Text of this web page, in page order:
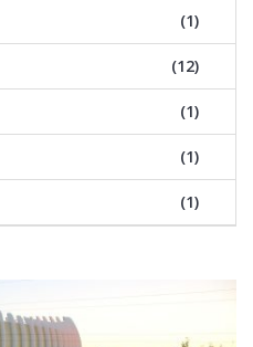
(1)
(12)
(1)
(1)
(1)